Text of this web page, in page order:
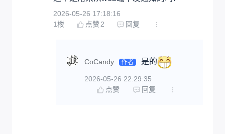
2026-05-26 17:18:16
1楼 点赞2 回复
CoCandy 作者 是的
2026-05-26 22:29:35
点赞
回复